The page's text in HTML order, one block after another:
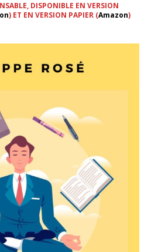
DISPONIBLE EN VERSION
) ET EN VERSION PAPIER (Amazon)